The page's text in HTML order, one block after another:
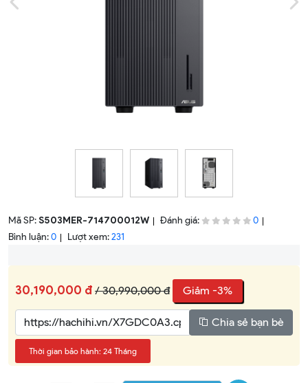
Mã SP:S503MER-714700012W Đánh giá: 0
Bình luận: 0 Lượt xem: 231
30,190,000 đ / 30,990,000 đ Giảm -3%
Chia sẻ bạn bè
Thời gian bảo hành: 24 Tháng